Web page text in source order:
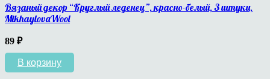
Вязаный декор “Круглый леденец”, красно-белый, 3 штуки,
MikhaylovaWool
89 ₽
В корзину